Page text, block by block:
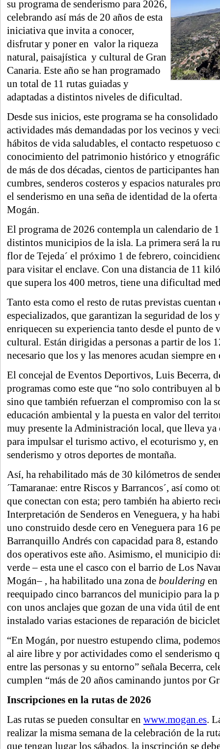
su programa de senderismo para 2026,
celebrando así más de 20 años de esta
iniciativa que invita a conocer,
disfrutar y poner en valor la riqueza
natural, paisajística y cultural de Gran
Canaria. Este año se han programado
un total de 11 rutas guiadas y
adaptadas a distintos niveles de dificultad.
Desde sus inicios, este programa se ha
actividades más demandadas por los vecinos y
hábitos de vida saludables, el contacto respetuoso
conocimiento del patrimonio histórico y
de más de dos décadas, cientos de participantes
cumbres, senderos costeros y espacios naturales
el senderismo en una seña de identidad de la
Mogán.
El programa de 2026 contempla un calendario de
distintos municipios de la isla. La primera será la
flor de Tejeda´ el próximo 1 de febrero,
para visitar el enclave. Con una distancia de 11
que supera los 400 metros, tiene una dificultad
Tanto esta como el resto de rutas previstas
especializados, que garantizan la seguridad de los
enriquecen su experiencia tanto desde el punto de
cultural. Están dirigidas a personas a partir de los
necesario que los y las menores acudan siempre
El concejal de Eventos Deportivos, Luis Becerra,
programas como este que “no solo contribuyen al
sino que también refuerzan el compromiso con la
educación ambiental y la puesta en valor del
muy presente la Administración local, que lleva
para impulsar el turismo activo, el ecoturismo y,
senderismo y otros deportes de montaña.
Así, ha rehabilitado más de 30 kilómetros de
´Tamaranae: entre Riscos y Barrancos´, así como
que conectan con esta; pero también ha abierto
Interpretación de Senderos en Veneguera, y ha
uno construido desde cero en Veneguera para 16
Barranquillo Andrés con capacidad para 8,
dos operativos este año. Asimismo, el municipio
verde – esta une el casco con el barrio de Los
Mogán– , ha habilitado una zona de bouldering
reequipado cinco barrancos del municipio para la
con unos anclajes que gozan de una vida útil de
instalado varias estaciones de reparación de
“En Mogán, por nuestro estupendo clima,
al aire libre y por actividades como el senderismo
entre las personas y su entorno” señala Becerra,
cumplen “más de 20 años caminando juntos por
Inscripciones en la rutas de 2026
Las rutas se pueden consultar en www.mogan.es.
realizar la misma semana de la celebración de la
que tengan lugar los sábados, la inscripción se